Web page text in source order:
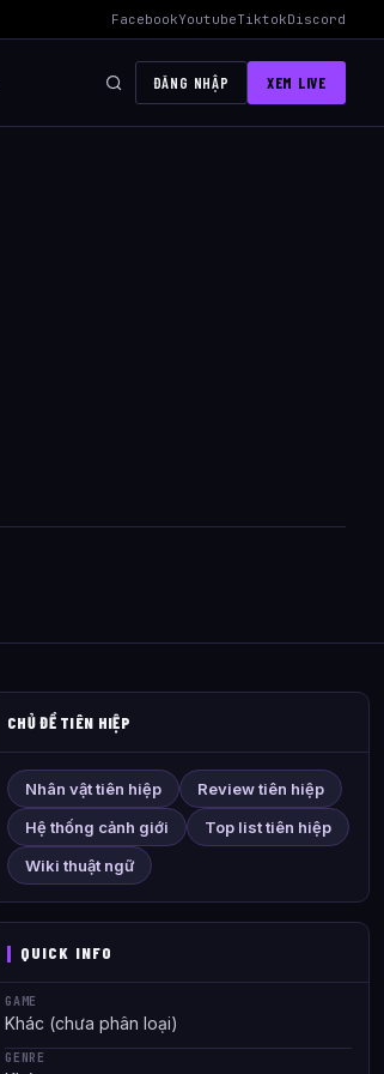
AWC 2026 Liên Quân Mobile – Lịch Thi Đấu, Đội
FacebookYoutubeTiktokDiscord
ĐĂNG NHẬP XEM LIVE
CHỦ ĐỀ TIÊN HIỆP
Nhân vật tiên hiệp
Review tiên hiệp
Hệ thống cảnh giới
Top list tiên hiệp
Wiki thuật ngữ
QUICK INFO
GAME
Khác (chưa phân loại)
GENRE